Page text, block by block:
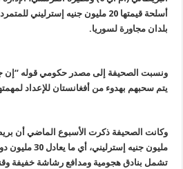
أسلحة قيمتها 20 مليون جنيه
إسترليني
بلدان مجاورة لسوريا.
ونسبت الصحيفة إلى مصدر حكومي قوله “إن
يتم سحبهم بهدوء من أفغانستان للإعداد
وكانت الصحيفة ذكرت الأسبوع الماضي أن
مليون جنيه إسترليني، أي ما يعادل 30 مليون دولار،
تشمل بنادق هجومية ومدافع رشاشة خفيفة